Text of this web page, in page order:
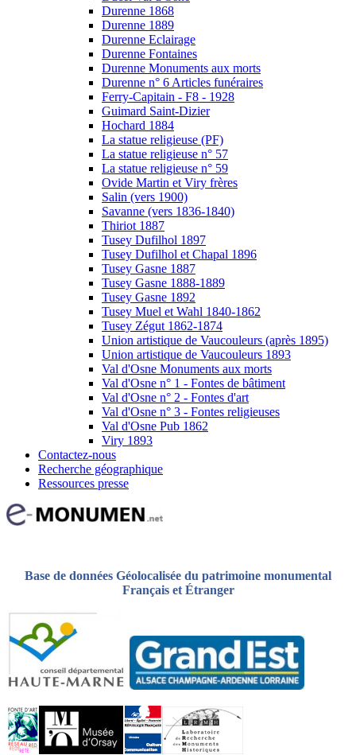
Durenne 1868
Durenne 1889
Durenne Eclairage
Durenne Fontaines
Durenne Monuments aux morts
Durenne n° 6 Articles funéraires
Ferry-Capitain - F8 - 1928
Guimard Saint-Dizier
Hochard 1884
La statue religieuse (PF)
La statue religieuse n° 57
La statue religieuse n° 59
Ovide Martin et Viry frères
Salin (vers 1900)
Savanne (vers 1836-1840)
Thiriot 1887
Tusey Dufilhol 1897
Tusey Dufilhol et Chapal 1896
Tusey Gasne 1887
Tusey Gasne 1888-1889
Tusey Gasne 1892
Tusey Muel et Wahl 1840-1862
Tusey Zégut 1862-1874
Union artistique de Vaucouleurs (après 1895)
Union artistique de Vaucouleurs 1893
Val d'Osne Monuments aux morts
Val d'Osne n° 1 - Fontes de bâtiment
Val d'Osne n° 2 - Fontes d'art
Val d'Osne n° 3 - Fontes religieuses
Val d'Osne Pub 1862
Viry 1893
Contactez-nous
Recherche géographique
Ressources presse
Base de données Géolocalisée du patrimoine monumental
Français et Étranger